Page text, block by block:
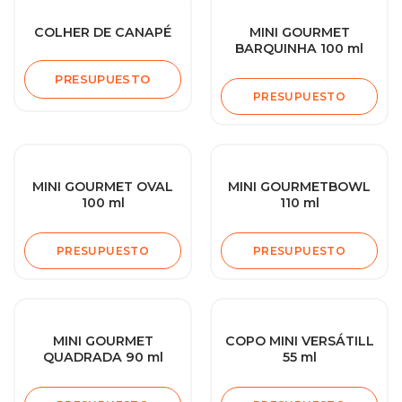
COLHER DE CANAPÉ
PRESUPUESTO
MINI GOURMET
BARQUINHA 100 ml
PRESUPUESTO
MINI GOURMET OVAL
100 ml
PRESUPUESTO
MINI GOURMETBOWL
110 ml
PRESUPUESTO
MINI GOURMET
QUADRADA 90 ml
COPO MINI VERSÁTILL
55 ml